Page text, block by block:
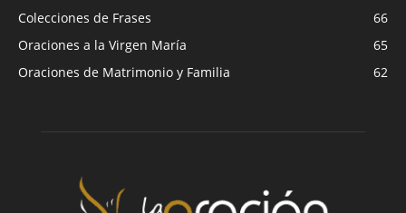
Colecciones de Frases
66
Oraciones a la Virgen María
65
Oraciones de Matrimonio y Familia
62